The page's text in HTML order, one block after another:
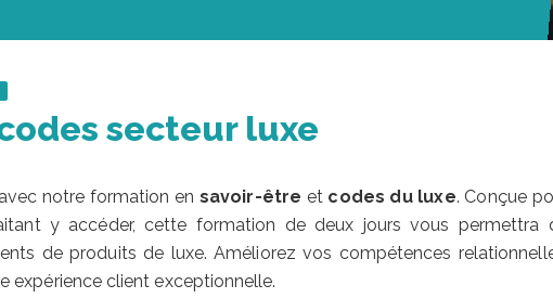
secteur luxe
avec notre formation ensavoir-être et codes du luxe. Conçue
y accéder, cette formation de deux jours vous permettra
de produits de luxe. Améliorez vos compétences
client exceptionnelle.